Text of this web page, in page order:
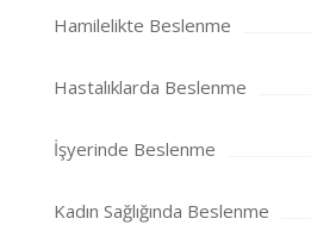
Hamilelikte Beslenme
Hastalıklarda Beslenme
İşyerinde Beslenme
Kadın Sağlığında Beslenme